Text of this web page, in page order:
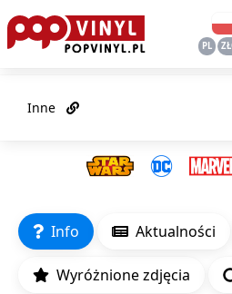
PL
Inne
Info Aktualności
Wyróżnione zdjęcia